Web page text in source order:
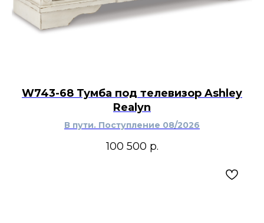
W743-68 Тумба под телевизор Ashley
Realyn
В пути. Поступление 08/2026
100 500 р.